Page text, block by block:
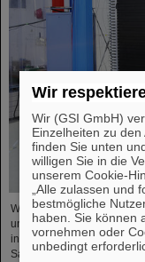
Wissenschaftler*innen des
und der Technischen
internationalen Team
Sauerstoff-28-Atomkern
Wir
Wir (GSI GmbH)
Einzelheiten zu
finden Sie unten
willigen Sie in die
unserem Cookie-
„Alle zulassen und
bestmögliche
haben. Sie können
vornehmen oder
unbedingt